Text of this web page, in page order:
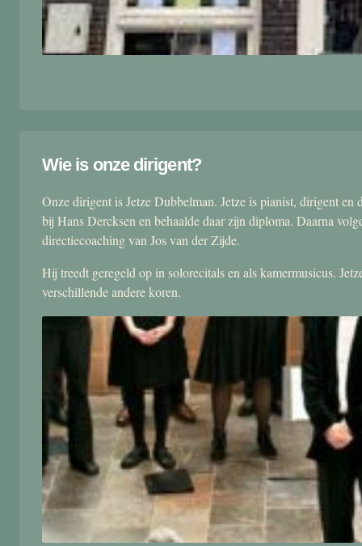
Wie is onze dirigent?
Onze dirigent is Jetze Dubbelman. Jetze is pianist, dirigent
bij Hans Dercksen en behaalde daar zijn diploma. Daarna
directiecoaching van Jos van der Zijde.
Hij treedt geregeld op in solorecitals en als kamermusicus.
verschillende andere koren.